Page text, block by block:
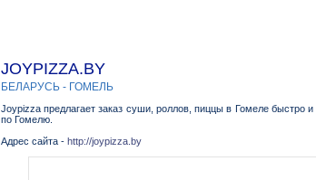
JOYPIZZA.BY
БЕЛАРУСЬ - ГОМЕЛЬ
Joypizza предлагает заказ суши, роллов, пиццы в Гомеле быстро
по Гомелю.
Адрес сайта - http://joypizza.by